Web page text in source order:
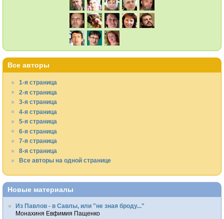
Все авторы
1-я страница
2-я страница
3-я страница
4-я страница
5-я страница
6-я страница
7-я страница
8-я страница
Все авторы на одной странице
Новые материалы
Из Павлов - в Савлы, или "не зная броду..."
Монахиня Евфимия Пащенко